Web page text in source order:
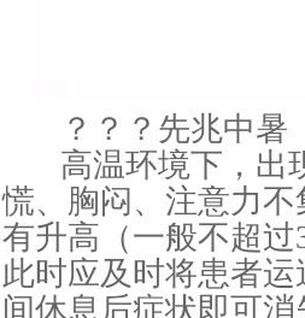
？？？先兆中暑
高温环境下，出
慌、胸闷、注意力
有升高（一般不超
此时应及时将患者
间休息后症状即可消